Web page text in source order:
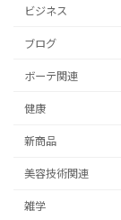
ビジネス
ブログ
ボーテ関連
健康
新商品
美容技術関連
雑学